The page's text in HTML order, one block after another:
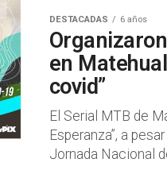
DESTACADAS 6 años
en
covid”
El Serial MTB de
Esperanza”, a
Jornada Nacional